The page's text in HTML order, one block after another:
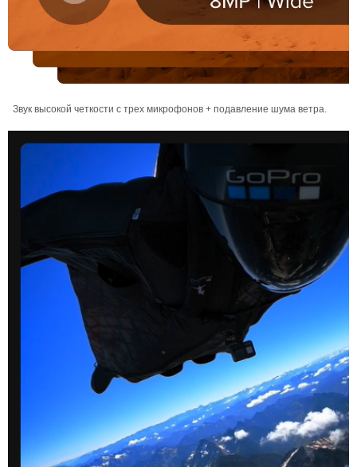
Звук высокой четкости с трех микрофонов + подавление шума ветра.